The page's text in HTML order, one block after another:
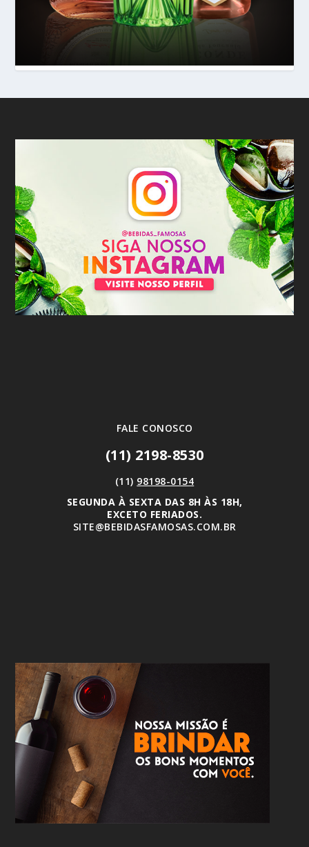
FALE CONOSCO
(11) 2198-8530
(11) 98198-0154
SEGUNDA À SEXTA DAS 8H ÀS 18H,
EXCETO FERIADOS.
SITE@BEBIDASFAMOSAS.COM.BR